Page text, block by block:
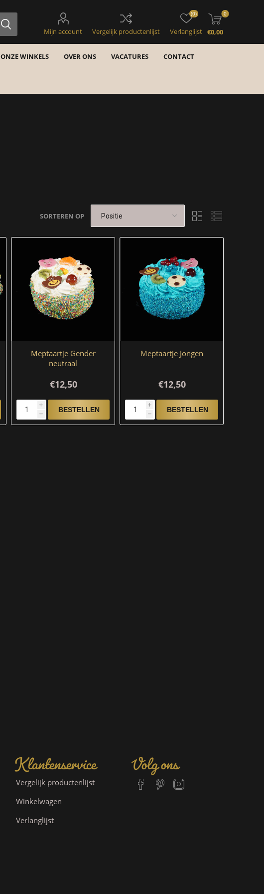
Mijn account Vergelijk productenlijst Verlanglijst
(0) 0
€0,00
ONZE WINKELS OVER ONS VACATURES CONTACT
SORTEREN OP
Meptaartje Gender
neutraal
€12,50
i
h
Meptaartje Jongen
€12,50
i
h
Klantenservice
Vergelijk productenlijst
Winkelwagen
Verlanglijst
Volg ons